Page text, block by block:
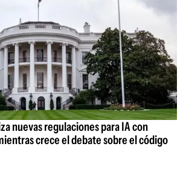
nuevas regulaciones para IA con
crece el debate sobre el código